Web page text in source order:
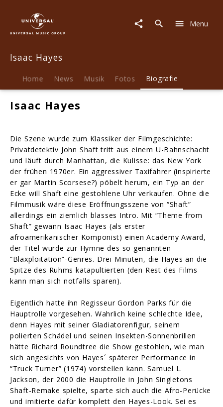
Biografie
Menu
Isaac Hayes
Home News Musik Fotos Biografie
Isaac Hayes
Die Szene wurde zum Klassiker der Filmgeschichte:
Privatdetektiv John Shaft tritt aus einem U-Bahnschacht
und läuft durch Manhattan, die Kulisse: das New York
der frühen 1970er. Ein aggressiver Taxifahrer (inspirierte
er gar Martin Scorsese?) pöbelt herum, ein Typ an der
Ecke will Shaft eine gestohlene Uhr verkaufen. Ohne die
Filmmusik wäre diese Eröffnungsszene von “Shaft”
allerdings ein ziemlich blasses Intro. Mit “Theme from
Shaft” gewann Isaac Hayes (als erster
afroamerikanischer Komponist) einen Academy Award,
der Titel wurde zur Hymne des so genannten
“Blaxploitation”-Genres. Drei Minuten, die Hayes an die
Spitze des Ruhms katapultierten (den Rest des Films
kann man sich notfalls sparen).
Eigentlich hatte ihn Regisseur Gordon Parks für die
Hauptrolle vorgesehen. Wahrlich keine schlechte Idee,
denn Hayes mit seiner Gladiatorenfigur, seinem
polierten Schädel und seinen Insekten-Sonnenbrillen
hätte Richard Roundtree die Show gestohlen, wie man
sich angesichts von Hayes´ späterer Performance in
“Truck Turner” (1974) vorstellen kann. Samuel L.
Jackson, der 2000 die Hauptrolle in John Singletons
Shaft-Remake spielte, sparte sich auch die Afro-Perücke
und imitierte dafür komplett den Hayes-Look. Sei es